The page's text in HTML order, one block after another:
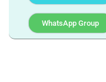
WhatsApp Group